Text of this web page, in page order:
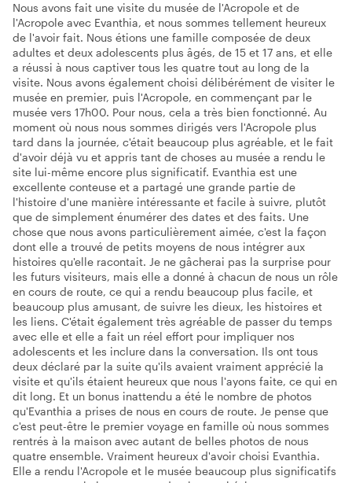
Nous avons fait une visite du musée de l'Acropole et de
l'Acropole avec Evanthia, et nous sommes tellement heureux
de l'avoir fait. Nous étions une famille composée de deux
adultes et deux adolescents plus âgés, de 15 et 17 ans, et elle
a réussi à nous captiver tous les quatre tout au long de la
visite. Nous avons également choisi délibérément de visiter le
musée en premier, puis l'Acropole, en commençant par le
musée vers 17h00. Pour nous, cela a très bien fonctionné. Au
moment où nous nous sommes dirigés vers l'Acropole plus
tard dans la journée, c'était beaucoup plus agréable, et le fait
d'avoir déjà vu et appris tant de choses au musée a rendu le
site lui-même encore plus significatif. Evanthia est une
excellente conteuse et a partagé une grande partie de
l'histoire d'une manière intéressante et facile à suivre, plutôt
que de simplement énumérer des dates et des faits. Une
chose que nous avons particulièrement aimée, c'est la façon
dont elle a trouvé de petits moyens de nous intégrer aux
histoires qu'elle racontait. Je ne gâcherai pas la surprise pour
les futurs visiteurs, mais elle a donné à chacun de nous un rôle
en cours de route, ce qui a rendu beaucoup plus facile, et
beaucoup plus amusant, de suivre les dieux, les histoires et
les liens. C'était également très agréable de passer du temps
avec elle et elle a fait un réel effort pour impliquer nos
adolescents et les inclure dans la conversation. Ils ont tous
deux déclaré par la suite qu'ils avaient vraiment apprécié la
visite et qu'ils étaient heureux que nous l'ayons faite, ce qui en
dit long. Et un bonus inattendu a été le nombre de photos
qu'Evanthia a prises de nous en cours de route. Je pense que
c'est peut-être le premier voyage en famille où nous sommes
rentrés à la maison avec autant de belles photos de nous
quatre ensemble. Vraiment heureux d'avoir choisi Evanthia.
Elle a rendu l'Acropole et le musée beaucoup plus significatifs